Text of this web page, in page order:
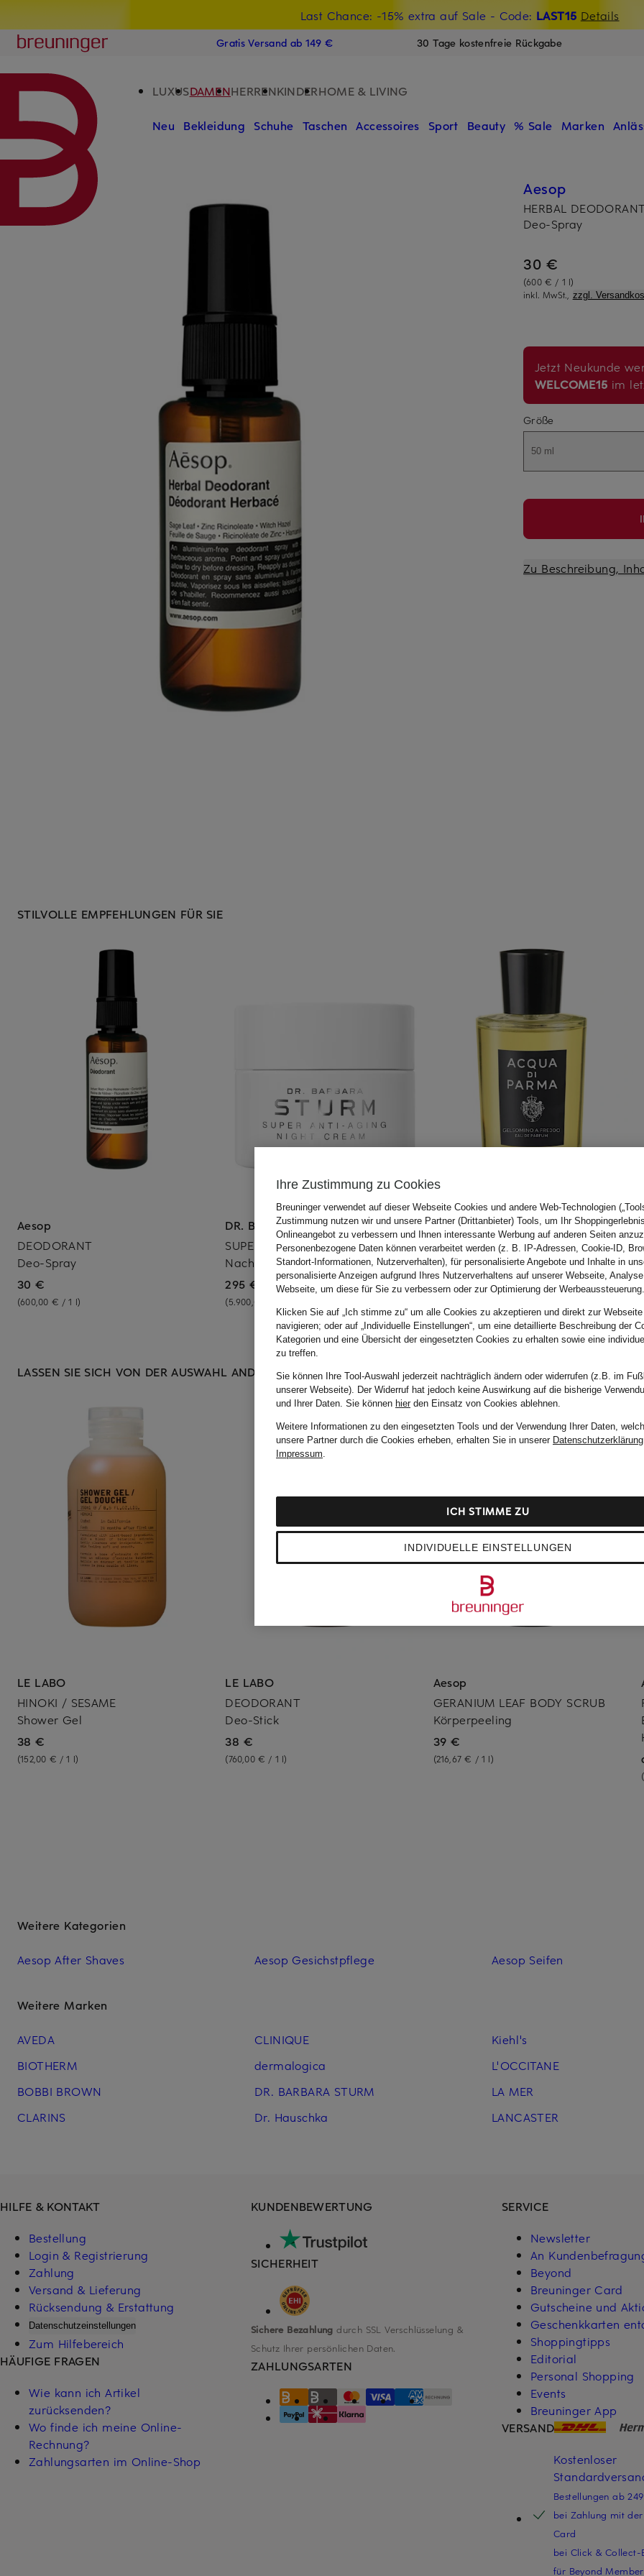
Last Chance: -15% extra auf Sale - Code: LAST15 Details
15€-Willkommensgutschein mit Beyond sichern
Breuninger
Gratis Versand ab 149 € 30 Tage kostenfreie Rückgabe
LUXUSDAMENHERRENKINDERHOME & LIVING
Neu Bekleidung Schuhe Taschen Accessoires Sport Beauty % Sale Marken
Aesop
HERBAL DEODORANT
Deo-Spray
30 €
(600 € / 1 l)
inkl. MwSt., zzgl.
Jetzt Neukunde
WELCOME15 im
Größe
50 ml
Zu Beschreibung,
STILVOLLE EMPFEHLUNGEN FÜR SIE
Aesop
DEODORANT
Deo-Spray
30 €
(600,00 € / 1 l)
DR. BARBARA STURM
SUPER ANTI-AGING NIGHT CREAM
Nachtpflege
295 €
(5.900,00 € / 1 l)
ACQUA DI PARMA
GELSOMINO A FREDDO
Eau de Parfum
ab 220 €
LASSEN SIE SICH VON DER AUSWAHL ANDERER KUNDEN INSPIRIEREN
LE LABO
HINOKI / SESAME
Shower Gel
38 €
(152,00 € / 1 l)
LE LABO
DEODORANT
Deo-Stick
38 €
(760,00 € / 1 l)
Aesop
GERANIUM LEAF BODY SCRUB
Körperpeeling
39 €
(216,67 € / 1 l)
Weitere Kategorien
Aesop After Shaves Aesop Gesichstpflege Aesop Seifen
Weitere Marken
AVEDA
BIOTHERM
BOBBI BROWN
CLARINS
CLINIQUE
dermalogica
DR. BARBARA STURM
Dr. Hauschka
Kiehl's
L'OCCITANE
LA MER
LANCASTER
HILFE & KONTAKT
Bestellung
Login & Registrierung
Zahlung
Versand & Lieferung
Rücksendung & Erstattung
Datenschutzeinstellungen
Zum Hilfebereich
HÄUFIGE FRAGEN
Wie kann ich Artikel
zurücksenden?
Wo finde ich meine Online-
Rechnung?
Zahlungsarten im Online-Shop
SERVICE
Newsletter
An
Beyond
Breuninger Card
Gutscheine und
Geschenkkarten
Shoppingtipps
Editorial
Personal Shopping
Events
Breuninger App
VERSAND
Kostenloser
Bestellungen ab
bei Zahlung mit
Card
bei Click & Collect-
für Beyond
KUNDENBEWERTUNG
SICHERHEIT
Sichere Bezahlung durch SSL Verschlüsselung &
Schutz Ihrer persönlichen Daten.
ZAHLUNGSARTEN
Ihre Zustimmung zu Cookies
Breuninger verwendet auf dieser Webseite Cookies und andere Web-Technologien
Zustimmung nutzen wir und unsere Partner (Drittanbieter) Tools, um Ihr
Onlineangebot zu verbessern und Ihnen interessante Werbung auf anderen Seiten
Personenbezogene Daten können verarbeitet werden (z. B. IP-Adressen, Cookie-ID,
Standort-Informationen, Nutzerverhalten), für personalisierte Angebote und Inhalte in
personalisierte Anzeigen aufgrund Ihres Nutzerverhaltens auf unserer Webseite,
Webseite, um diese für Sie zu verbessern oder zur Optimierung der Werbeaussteuerung.
Klicken Sie auf „Ich stimme zu“ um alle Cookies zu akzeptieren und direkt zur
navigieren; oder auf „Individuelle Einstellungen“, um eine detaillierte Beschreibung der
Kategorien und eine Übersicht der eingesetzten Cookies zu erhalten sowie eine
zu treffen.
Sie können Ihre Tool-Auswahl jederzeit nachträglich ändern oder widerrufen (z.B. im
unserer Webseite). Der Widerruf hat jedoch keine Auswirkung auf die bisherige
und Ihrer Daten. Sie können hierden Einsatz von Cookies ablehnen.
Weitere Informationen zu den eingesetzten Tools und der Verwendung Ihrer Daten,
unsere Partner durch die Cookies erheben, erhalten Sie in unserer Datenschutzerklärung
Impressum
INDIVIDUELLE EINSTELLUNGEN
ICH STIMME ZU